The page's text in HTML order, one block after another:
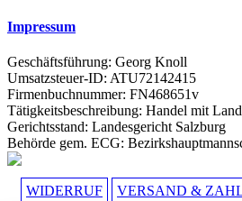
Impressum
Geschäftsführung: Georg Knoll
Umsatzsteuer-ID: ATU72142415
Firmenbuchnummer: FN468651v
Tätigkeitsbeschreibung: Handel mit
Gerichtsstand: Landesgericht Salzburg
Behörde gem. ECG:
WIDERRUF VERSAND &